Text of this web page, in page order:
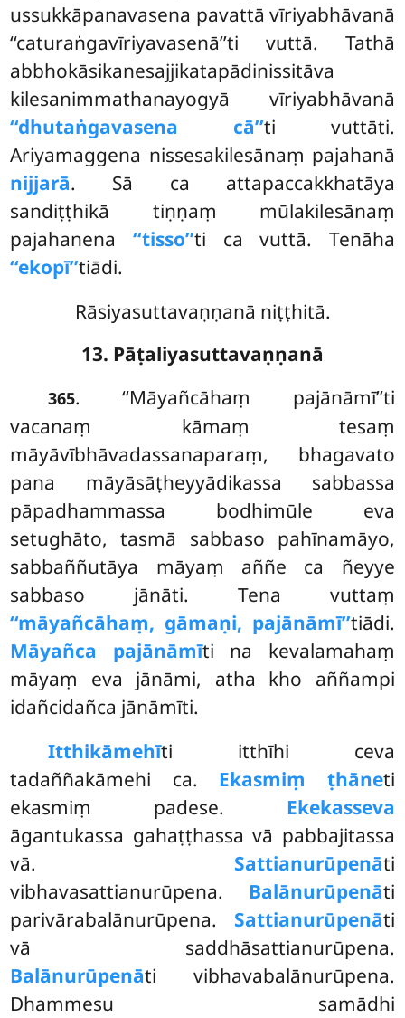
ussukkāpanavasena pavattā vīriyabhāvanā
‘‘caturaṅgavīriyavasenā’’ti vuttā. Tathā
abbhokāsikanesajjikatapādinissitāva
kilesanimmathanayogyā vīriyabhāvanā
‘‘dhutaṅgavasena cā’’ti vuttāti.
Ariyamaggena nissesakilesānaṃ pajahanā
nijjarā. Sā ca attapaccakkhatāya
sandiṭṭhikā tiṇṇaṃ mūlakilesānaṃ
pajahanena ‘‘tisso’’ti ca vuttā. Tenāha
‘‘ekopī’’tiādi.
Rāsiyasuttavaṇṇanā niṭṭhitā.
13. Pāṭaliyasuttavaṇṇanā
365. ‘‘Māyañcāhaṃ pajānāmī’’ti
vacanaṃ kāmaṃ tesaṃ
māyāvībhāvadassanaparaṃ, bhagavato
pana māyāsāṭheyyādikassa sabbassa
pāpadhammassa bodhimūle eva
setughāto, tasmā sabbaso pahīnamāyo,
sabbaññutāya māyaṃ aññe ca ñeyye
sabbaso jānāti. Tena vuttaṃ
‘‘māyañcāhaṃ, gāmaṇi, pajānāmī’’tiādi.
Māyañca pajānāmīti na kevalamahaṃ
māyaṃ eva jānāmi, atha kho aññampi
idañcidañca jānāmīti.
Itthikāmehīti itthīhi ceva
tadaññakāmehi ca. Ekasmiṃ ṭhāneti
ekasmiṃ padese. Ekekasseva
āgantukassa gahaṭṭhassa vā pabbajitassa
vā. Sattianurūpenāti
vibhavasattianurūpena. Balānurūpenāti
parivārabalānurūpena. Sattianurūpenāti
vā saddhāsattianurūpena.
Balānurūpenāti vibhavabalānurūpena.
Dhammesu samādhi